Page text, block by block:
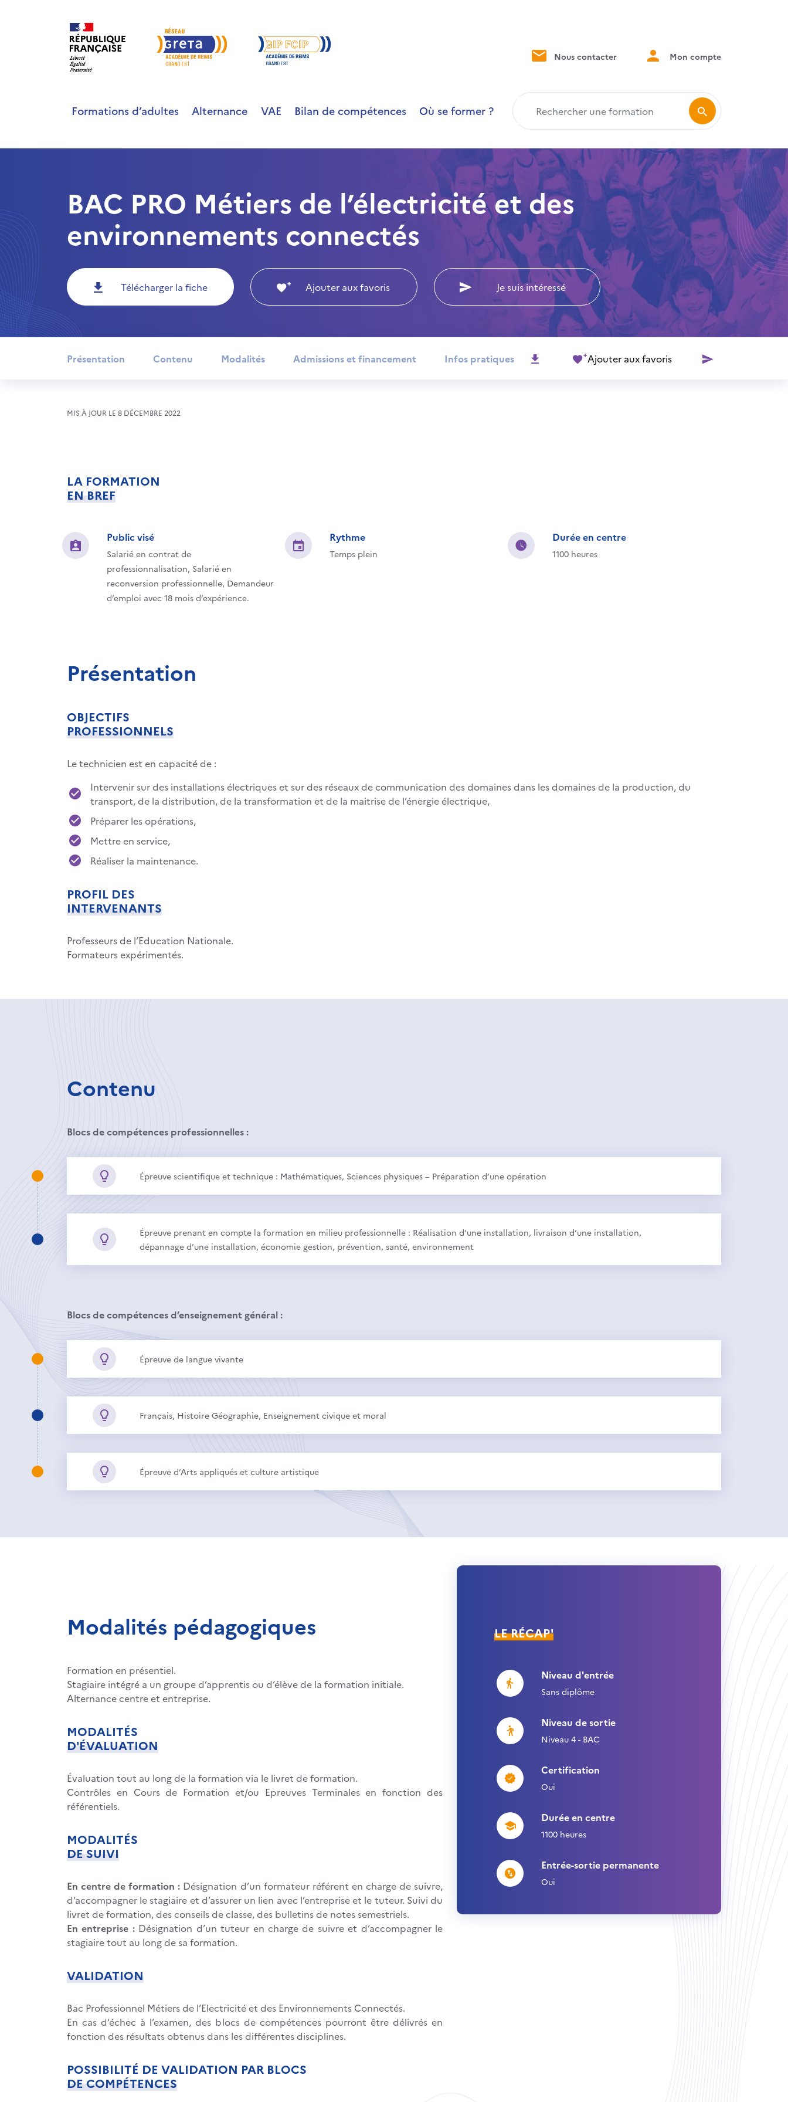
Nous contacter Mon compte
Formations d’adultes Alternance VAE Bilan de compétences Où se former ?
BAC PRO Métiers de l’électricité et des
environnements connectés
Télécharger la fiche Ajouter aux favoris Je suis intéressé
Présentation Contenu Modalités Admissions et financement Infos pratiques Ajouter aux favoris
MIS À JOUR LE 8 DÉCEMBRE 2022
LA FORMATION
EN BREF
Public visé
Salarié en contrat de
professionnalisation, Salarié en
reconversion professionnelle, Demandeur
d’emploi avec 18 mois d’expérience.
Rythme
Temps plein
Durée en centre
1100 heures
Présentation
OBJECTIFS
PROFESSIONNELS
Le technicien est en capacité de :
Intervenir sur des installations électriques et sur des réseaux de communication des domaines dans les domaines de la production, du
transport, de la distribution, de la transformation et de la maitrise de l’énergie électrique,
Préparer les opérations,
Mettre en service,
Réaliser la maintenance.
PROFIL DES
INTERVENANTS
Professeurs de l’Education Nationale.
Formateurs expérimentés.
Contenu
Blocs de compétences professionnelles :
Épreuve scientifique et technique : Mathématiques, Sciences physiques – Préparation d’une opération
Épreuve prenant en compte la formation en milieu professionnelle : Réalisation d’une installation, livraison d’une installation,
dépannage d’une installation, économie gestion, prévention, santé, environnement
Blocs de compétences d’enseignement général :
Épreuve de langue vivante
Français, Histoire Géographie, Enseignement civique et moral
Épreuve d’Arts appliqués et culture artistique
Modalités pédagogiques
Formation en présentiel.
Stagiaire intégré a un groupe d’apprentis ou d’élève de la formation initiale.
Alternance centre et entreprise.
MODALITÉS
D'ÉVALUATION
Évaluation tout au long de la formation via le livret de formation.
Contrôles en Cours de Formation et/ou Epreuves Terminales en fonction des
référentiels.
MODALITÉS
DE SUIVI
En centre de formation : Désignation d’un formateur référent en charge de suivre,
d’accompagner le stagiaire et d’assurer un lien avec l’entreprise et le tuteur. Suivi du
livret de formation, des conseils de classe, des bulletins de notes semestriels.
En entreprise : Désignation d’un tuteur en charge de suivre et d’accompagner le
stagiaire tout au long de sa formation.
VALIDATION
Bac Professionnel Métiers de l’Electricité et des Environnements Connectés.
En cas d’échec à l’examen, des blocs de compétences pourront être délivrés en
fonction des résultats obtenus dans les différentes disciplines.
POSSIBILITÉ DE VALIDATION PAR BLOCS
DE COMPÉTENCES
LE RÉCAP'
Niveau d'entrée
Sans diplôme
Niveau de sortie
Niveau 4 - BAC
Certification
Oui
Durée en centre
1100 heures
Entrée-sortie permanente
Oui